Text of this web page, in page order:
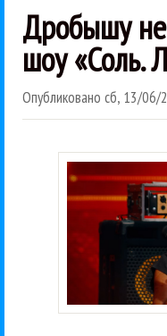
Дробышу
шоу «Соль.
Опубликовано сб, 13/06/